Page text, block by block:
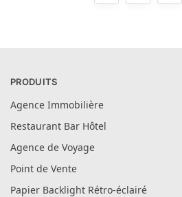
PRODUITS
Agence Immobilière
Restaurant Bar Hôtel
Agence de Voyage
Point de Vente
Papier Backlight Rétro-éclairé